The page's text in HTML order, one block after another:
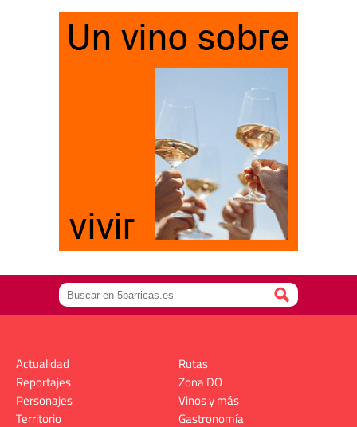
Actualidad
Reportajes
Personajes
Territorio
Rutas
Zona DO
Vinos y más
Gastronomía